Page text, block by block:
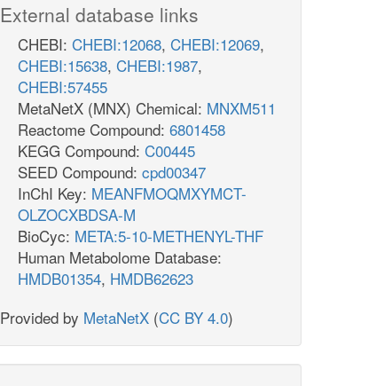
External database links
CHEBI: CHEBI:12068, CHEBI:12069,
CHEBI:15638, CHEBI:1987,
CHEBI:57455
MetaNetX (MNX) Chemical: MNXM511
Reactome Compound: 6801458
KEGG Compound: C00445
SEED Compound: cpd00347
InChI Key: MEANFMOQMXYMCT-
OLZOCXBDSA-M
BioCyc: META:5-10-METHENYL-THF
Human Metabolome Database:
HMDB01354, HMDB62623
Provided by MetaNetX (CC BY 4.0)